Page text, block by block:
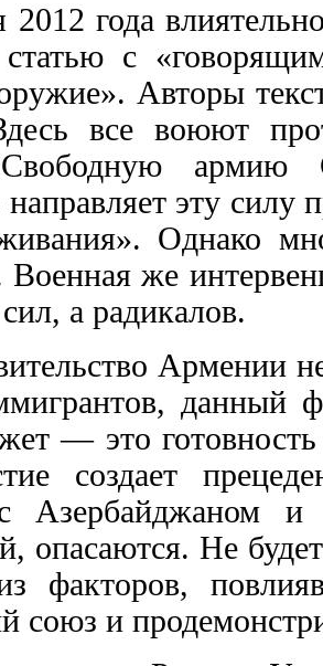
2012 года
с
Авторы
все воюют
армию
направляет эту силу
Однако
же
а радикалов.
Армении
данный
— это
создает
Азербайджаном
опасаются. Не
факторов,
союз и